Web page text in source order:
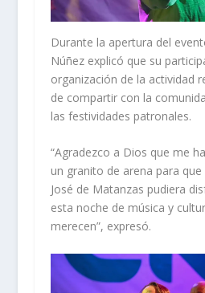
Durante la apertura del
Núñez explicó que su
organización de la actividad
de compartir con la
las festividades patronales.
“Agradezco a Dios que me
un granito de arena para
José de Matanzas pudiera
esta noche de música y
merecen”, expresó.